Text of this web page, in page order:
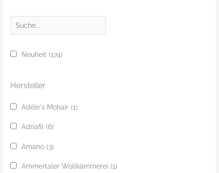
u
Neuheit (174)
Hersteller
Adèle's Mohair (1)
Adriafil (6)
Amano (3)
Ammertaler Wollkämmerei (1)